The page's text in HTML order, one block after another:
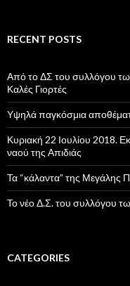
RECENT POSTS
Από το ΔΣ του συλλόγου
Καλές Γιορτές
Υψηλά παγκόσμια
Κυριακή 22 Ιουλίου 2018.
ναού της Απιδιάς
Τα “κάλαντα” της Μεγάλης
Το νέο Δ.Σ. του συλλόγου
CATEGORIES